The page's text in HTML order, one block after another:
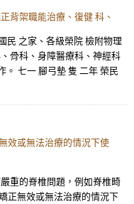
背架職能治療、復健 科、
民 之家、各級榮院 檢附物理
骨科、身障醫療科、神經科
。 七一 腳弓墊 隻 二年 榮民
效或無法治療的情況下使
重的脊椎問題，例如脊椎畸
正無效或無法治療的情況下